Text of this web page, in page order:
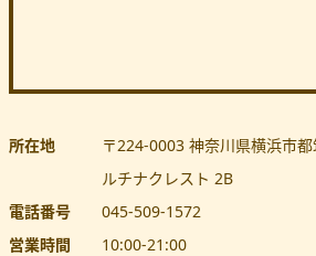
所在地 〒224-0003 神奈川県横浜市都
ルチナクレスト 2B
電話番号
045-509-1572
営業時間
10:00-21:00